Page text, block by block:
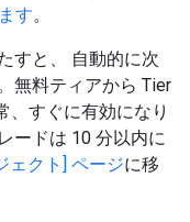
す。
すと、 自動的に次
無料ティアから Tier
、すぐに有効になり
ードは 10 分以内に
ェクト] ページに移